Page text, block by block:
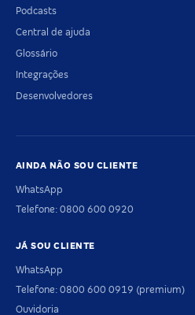
Podcasts
Central de ajuda
Glossário
Integrações
Desenvolvedores
AINDA NÃO SOU CLIENTE
WhatsApp
Telefone: 0800 600 0920
JÁ SOU CLIENTE
WhatsApp
Telefone: 0800 600 0919 (premium)
Ouvidoria